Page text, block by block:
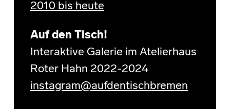
2010 bis heute
Auf den Tisch!
Interaktive Galerie im Atelierhaus
Roter Hahn 2022-2024
instagram@aufdentischbremen